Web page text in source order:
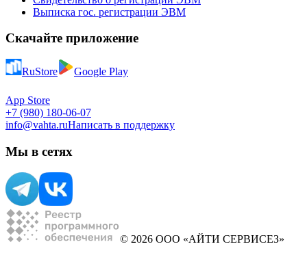
Выписка гос. регистрации ЭВМ
Скачайте приложение
RuStore Google Play
App Store
+7 (980) 180-06-07
info@vahta.ruНаписать в поддержку
Мы в сетях
© 2026 ООО «АЙТИ СЕРВИСЕЗ»